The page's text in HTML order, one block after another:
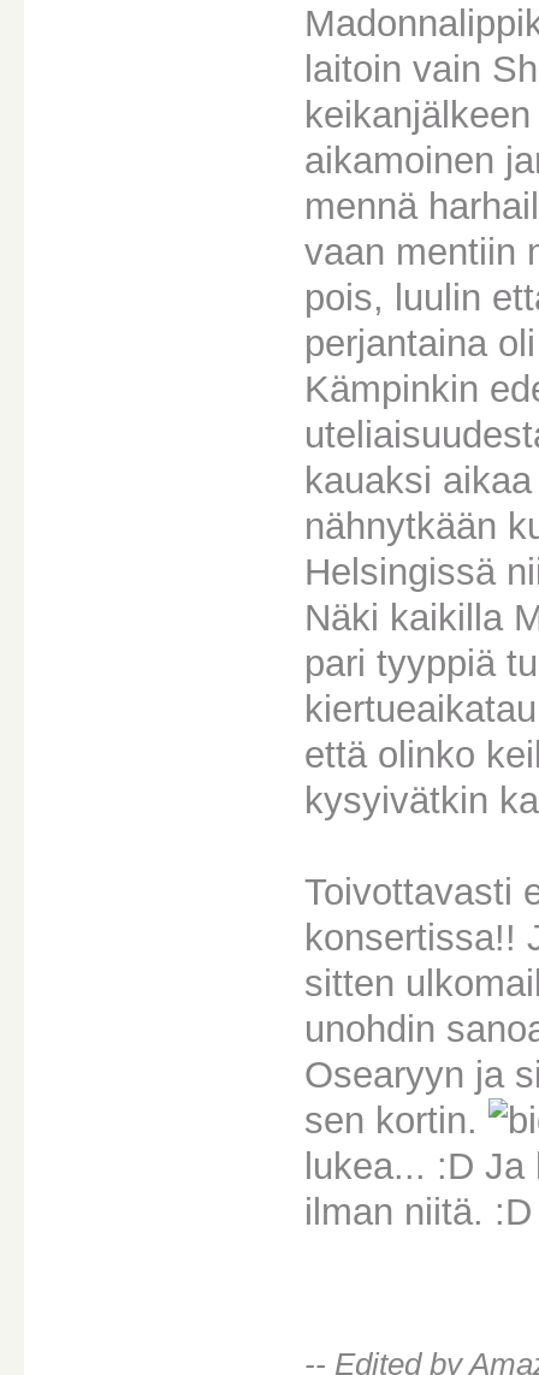
laitoin vain
aikamoinen
mennä
vaan mentiin
pois, luulin
perjantaina
Kämpinkin
kauaksi
nähnytkään
Helsingissä
Näki kaikilla
pari tyyppiä
että olinko
kysyivätkin
Toivottavasti
konsertissa!!
sitten
unohdin
Osearyyn ja
sen kortin.
lukea... :D Ja
ilman niitä. :D
-- Edited by